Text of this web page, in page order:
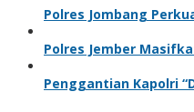
Polres Jombang
Polres Jember
Penggantian Kapolri